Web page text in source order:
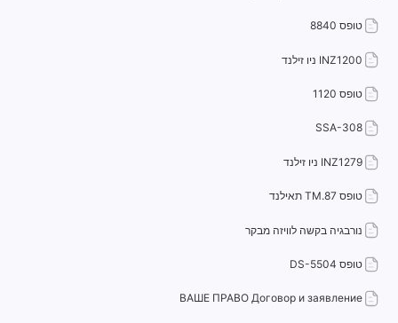
טופס 8840
INZ1200 ניו זילנד
טופס 1120
SSA-308
INZ1279 ניו זילנד
טופס TM.87 תאילנד
נורבגיה בקשה לוויזה מבקר
טופס DS-5504
ВАШЕ ПРАВО Договор и заявление